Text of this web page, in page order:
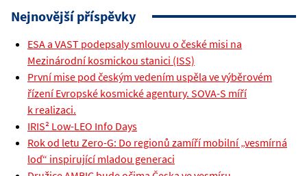
Nejnovější příspěvky
ESA a VAST podepsaly smlouvu o české misi na
Mezinárodní kosmickou stanici (ISS)
První mise pod českým vedením uspěla ve výběrovém
řízení Evropské kosmické agentury. SOVA-S míří
k realizaci.
IRIS² Low-LEO Info Days
Rok od letu Zero-G: Do regionů zamíří mobilní „vesmírná
loď“ inspirující mladou generaci